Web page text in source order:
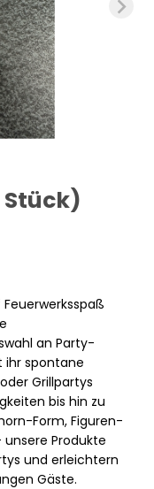
Stück)
an Party-
ihr spontane
Grillpartys
bis hin zu
Form, Figuren-
Produkte
und erleichtern
Gäste.